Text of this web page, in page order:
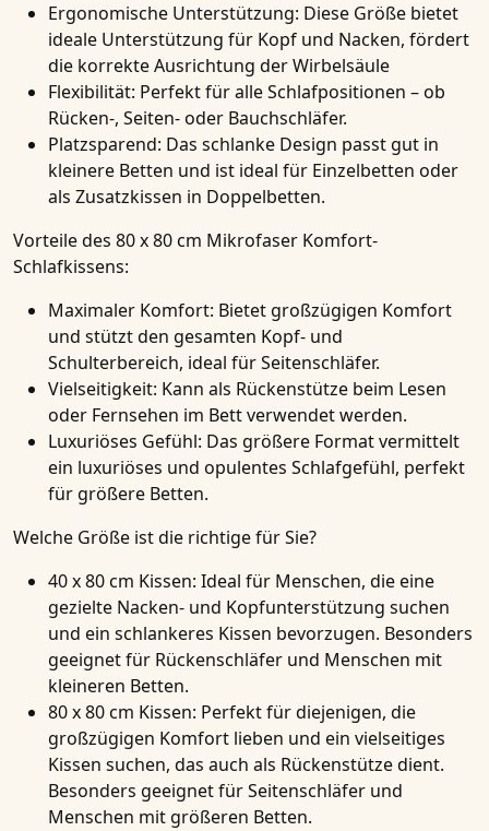
Ergonomische Unterstützung: Diese Größe bietet
ideale Unterstützung für Kopf und Nacken, fördert
die korrekte Ausrichtung der Wirbelsäule
Flexibilität: Perfekt für alle Schlafpositionen – ob
Rücken-, Seiten- oder Bauchschläfer.
Platzsparend: Das schlanke Design passt gut in
kleinere Betten und ist ideal für Einzelbetten oder
als Zusatzkissen in Doppelbetten.
Vorteile des 80 x 80 cm Mikrofaser Komfort-
Schlafkissens:
Maximaler Komfort: Bietet großzügigen Komfort
und stützt den gesamten Kopf- und
Schulterbereich, ideal für Seitenschläfer.
Vielseitigkeit: Kann als Rückenstütze beim Lesen
oder Fernsehen im Bett verwendet werden.
Luxuriöses Gefühl: Das größere Format vermittelt
ein luxuriöses und opulentes Schlafgefühl, perfekt
für größere Betten.
Welche Größe ist die richtige für Sie?
40 x 80 cm Kissen: Ideal für Menschen, die eine
gezielte Nacken- und Kopfunterstützung suchen
und ein schlankeres Kissen bevorzugen. Besonders
geeignet für Rückenschläfer und Menschen mit
kleineren Betten.
80 x 80 cm Kissen: Perfekt für diejenigen, die
großzügigen Komfort lieben und ein vielseitiges
Kissen suchen, das auch als Rückenstütze dient.
Besonders geeignet für Seitenschläfer und
Menschen mit größeren Betten.